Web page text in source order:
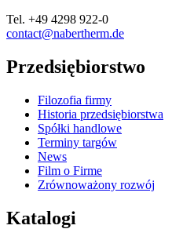
Tel. +49 4298 922-0
contact@nabertherm.de
Przedsiębiorstwo
Filozofia firmy
Historia przedsiębiorstwa
Spółki handlowe
Terminy targów
News
Film o Firme
Zrównoważony rozwój
Katalogi